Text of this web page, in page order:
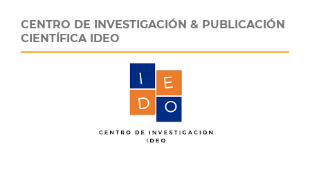
CENTRO DE INVESTIGACIÓN & PUBLICACIÓN
CIENTÍFICA IDEO